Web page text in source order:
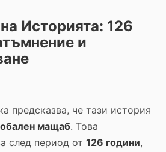
Историята: 126
и
предсказва, че тази история
мащаб. Това
след период от 126 години,